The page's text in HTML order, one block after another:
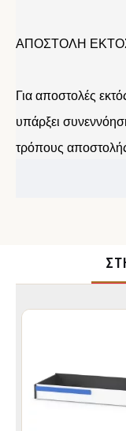
ΑΠΟΣΤΟΛΗ
Για αποστολές
υπάρξει
τρόπους